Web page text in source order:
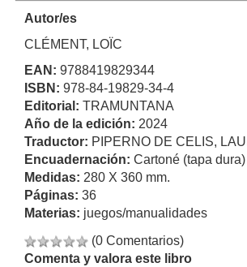
Autor/es
CLÉMENT, LOÏC
EAN: 9788419829344
ISBN: 978-84-19829-34-4
Editorial: TRAMUNTANA
Año de la edición: 2024
Traductor: PIPERNO DE CELIS,
Encuadernación: Cartoné (tapa dura)
Medidas: 280 X 360 mm.
Páginas: 36
Materias: juegos/manualidades
(0 Comentarios)
Comenta y valora este libro